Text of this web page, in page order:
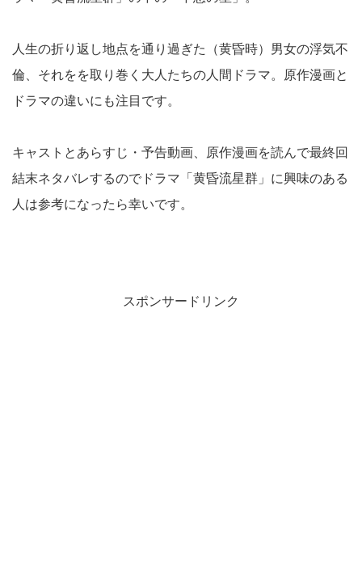
人生の折り返し地点を通り過ぎた（黄昏時）男女の浮気不
倫、それをを取り巻く大人たちの人間ドラマ。原作漫画と
ドラマの違いにも注目です。
キャストとあらすじ・予告動画、原作漫画を読んで最終回
結末ネタバレするのでドラマ「黄昏流星群」に興味のある
人は参考になったら幸いです。
スポンサードリンク